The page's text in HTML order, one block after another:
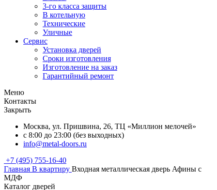
3-го класса защиты
В котельную
Технические
Уличные
Сервис
Установка дверей
Сроки изготовления
Изготовление на заказ
Гарантийный ремонт
Меню
Контакты
Закрыть
Москва, ул. Пришвина, 26, ТЦ «Миллион мелочей»
с 8:00 до 23:00 (без выходных)
info@metal-doors.ru
+7 (495) 755-16-40
Главная В квартиру Входная металлическая дверь Афины с
МДФ
Каталог дверей